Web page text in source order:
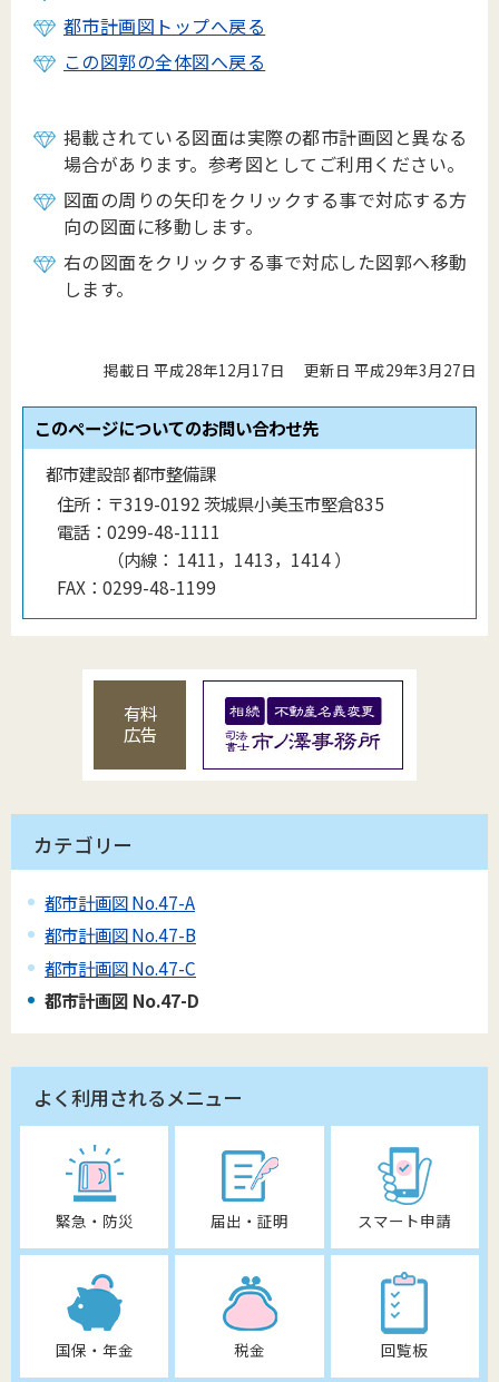
都市計画図トップへ戻る
この図郭の全体図へ戻る
掲載されている図面は実際の都市計画図と異なる
場合があります。参考図としてご利用ください。
図面の周りの矢印をクリックする事で対応する方
向の図面に移動します。
右の図面をクリックする事で対応した図郭へ移動
します。
掲載日 平成28年12月17日 更新日 平成29年3月27日
このページについてのお問い合わせ先
都市建設部 都市整備課
住所： 〒319-0192 茨城県小美玉市堅倉835
電話： 0299-48-1111
（内線 ： 1411，1413，1414）
FAX： 0299-48-1199
有料
広告
カテゴリー
都市計画図 No.47-A
都市計画図 No.47-B
都市計画図 No.47-C
都市計画図 No.47-D
よく利用されるメニュー
緊急・防災 届出・証明 スマート申請
国保・年金 税金 回覧板